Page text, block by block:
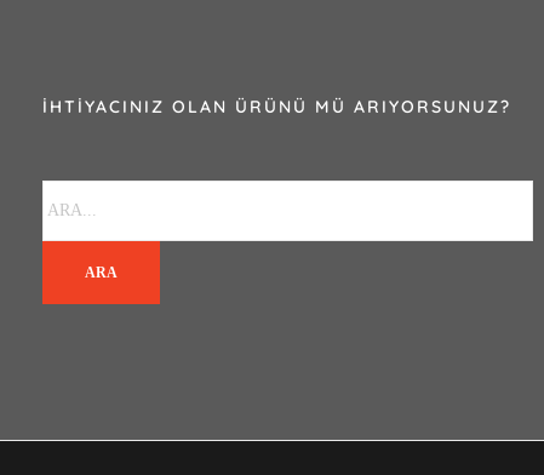
İHTIYACINIZ OLAN ÜRÜNÜ MÜ ARIYORSUNUZ?
ARA